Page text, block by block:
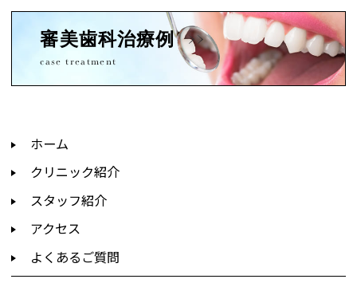
審美歯科治療例
case treatment
ホーム
クリニック紹介
スタッフ紹介
アクセス
よくあるご質問